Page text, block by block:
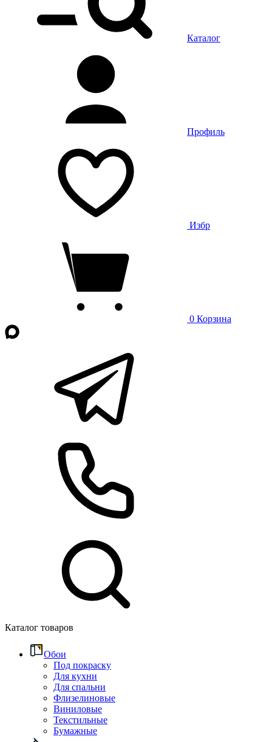
Каталог
Профиль
Избр
0 Корзина
Каталог товаров
Обои
Под покраску
Для кухни
Для спальни
Флизелиновые
Виниловые
Текстильные
Бумажные